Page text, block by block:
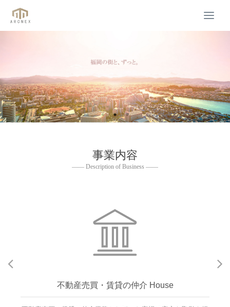
事業内容
—— Description of Business ——
不動産売買・賃貸の仲介 House